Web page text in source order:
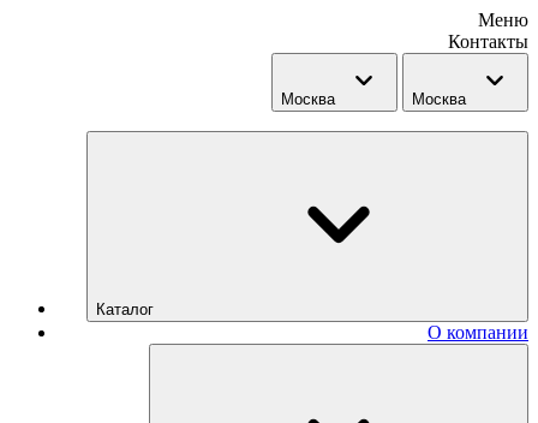
Меню
Контакты
Москва Москва
Каталог
О компании